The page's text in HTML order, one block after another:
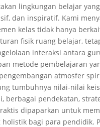
lingkungan belajar yang
dan inspiratif. Kami
kelas tidak hanya
fisik ruang belajar,
interaksi antara
metode pembelajaran
atmosfer
tumbuhnya nilai-nilai
berbagai pendekatan,
dipaparkan untuk
holistik bagi para pendidik.